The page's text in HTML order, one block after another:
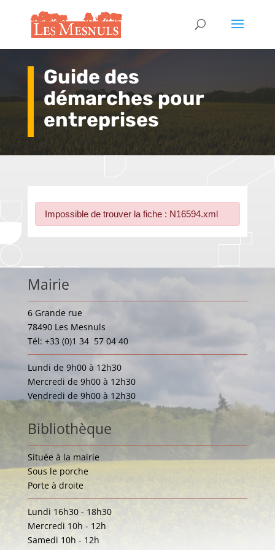
Guide des
démarches pour
entreprises
Impossible de trouver la fiche : N16594.xml
Mairie
6 Grande rue
78490 Les Mesnuls
Tél: +33 (0)1 34 57 04 40
Lundi de 9h00 à 12h30
Mercredi de 9h00 à 12h30
Vendredi de 9h00 à 12h30
Bibliothèque
Située à la mairie
Sous le porche
Porte à droite
Lundi 16h30 - 18h30
Mercredi 10h - 12h
Samedi 10h - 12h